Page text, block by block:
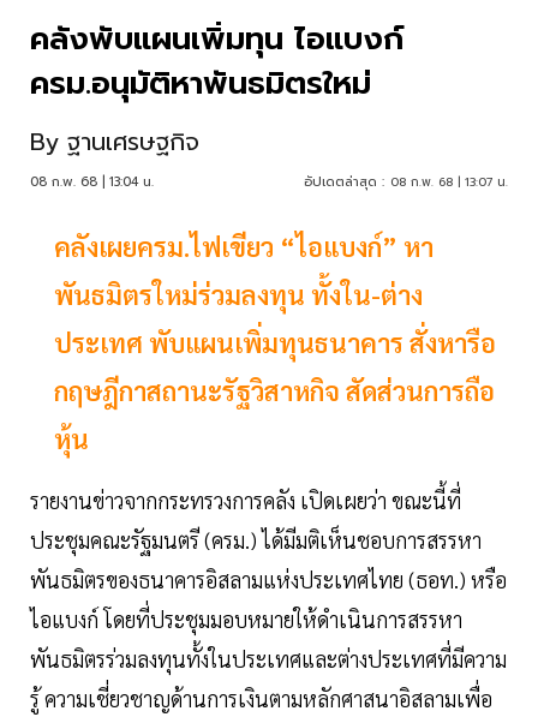
คลังพับแผนเพิ่มทุน ไอแบงก์
ครม.อนุมัติหาพันธมิตรใหม่
By ฐานเศรษฐกิจ
08 ก.พ. 68 | 13:04 น. อัปเดตล่าสุด : 08 ก.พ. 68 | 13:07 น.
คลังเผยครม.ไฟเขียว “ไอแบงก์” หา
พันธมิตรใหม่ร่วมลงทุน ทั้งใน-ต่าง
ประเทศ พับแผนเพิ่มทุนธนาคาร สั่งหารือ
กฤษฎีกาสถานะรัฐวิสาหกิจ สัดส่วนการถือ
หุ้น
รายงานข่าวจากกระทรวงการคลัง เปิดเผยว่า ขณะนี้ที่
ประชุมคณะรัฐมนตรี (ครม.) ได้มีมติเห็นชอบการสรรหา
พันธมิตรของธนาคารอิสลามแห่งประเทศไทย (ธอท.) หรือ
ไอแบงก์ โดยที่ประชุมมอบหมายให้ดำเนินการสรรหา
พันธมิตรร่วมลงทุนทั้งในประเทศและต่างประเทศที่มีความ
รู้ ความเชี่ยวชาญด้านการเงินตามหลักศาสนาอิสลามเพื่อ